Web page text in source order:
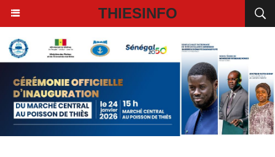
THIESINFO